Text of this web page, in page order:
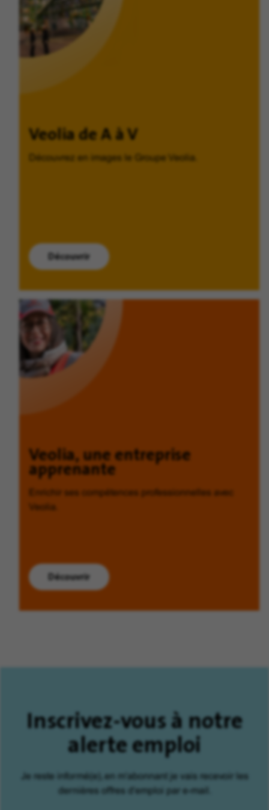
Veolia de A à V
Découvrez en images le Groupe Veolia.
Découvrir
Veolia, une entreprise
apprenante
Enrichir ses compétences professionnelles avec
Veolia.
Découvrir
Inscrivez-vous à notre
alerte emploi
Je reste informé(e), en m'abonnant je vais recevoir les
dernières offres d'emploi par e-mail.